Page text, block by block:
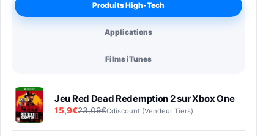
Produits High-Tech
Applications
Films iTunes
Jeu Red Dead Redemption 2 sur Xbox One
15,9€23,09€Cdiscount (Vendeur Tiers)